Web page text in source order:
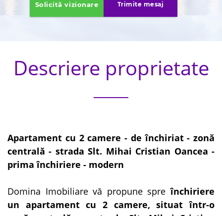
Solicită vizionare Trimite mesaj
Descriere proprietate
Apartament cu 2 camere - de închiriat - zonă
centrală - strada Slt. Mihai Cristian Oancea -
prima închiriere - modern
Domina Imobiliare vă propune spreînchiriere
un apartament cu 2 camere, situat într-o